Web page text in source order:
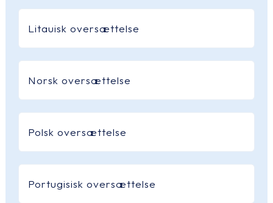
Litauisk oversættelse
Norsk oversættelse
Polsk oversættelse
Portugisisk oversættelse